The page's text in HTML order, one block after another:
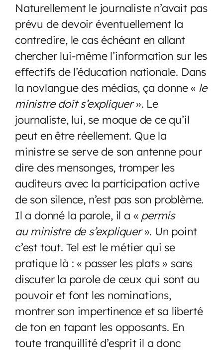
Naturellement le journaliste n’avait pas
prévu de devoir éventuellement la
contredire, le cas échéant en allant
chercher lui-même l’information sur les
effectifs de l’éducation nationale. Dans
la novlangue des médias, ça donne « le
ministre doit s’expliquer». Le
journaliste, lui, se moque de ce qu’il
peut en être réellement. Que la
ministre se serve de son antenne pour
dire des mensonges, tromper les
auditeurs avec la participation active
de son silence, n’est pas son problème.
Il a donné la parole, il a « permis
au ministre de s’expliquer». Un point
c’est tout. Tel est le métier qui se
pratique là : « passer les plats » sans
discuter la parole de ceux qui sont au
pouvoir et font les nominations,
montrer son impertinence et sa liberté
de ton en tapant les opposants. En
toute tranquillité d’esprit il a donc